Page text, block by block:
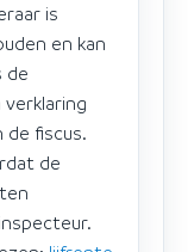
is
en kan
de
de fiscus.
de